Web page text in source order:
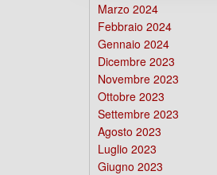
Marzo 2024
Febbraio 2024
Gennaio 2024
Dicembre 2023
Novembre 2023
Ottobre 2023
Settembre 2023
Agosto 2023
Luglio 2023
Giugno 2023